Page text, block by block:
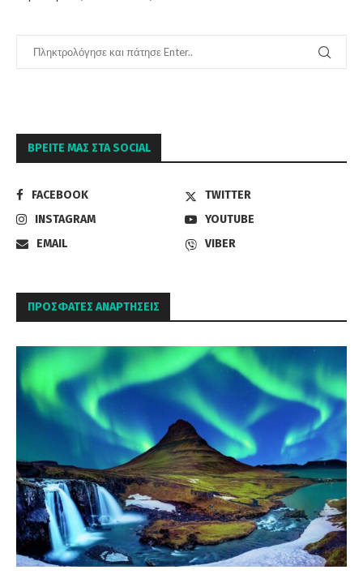
ΒΡΕΊΤΕ ΜΑΣ ΣΤΑ SOCIAL
FACEBOOK
TWITTER
INSTAGRAM
YOUTUBE
EMAIL
VIBER
ΠΡΌΣΦΑΤΕΣ ΑΝΑΡΤΉΣΕΙΣ